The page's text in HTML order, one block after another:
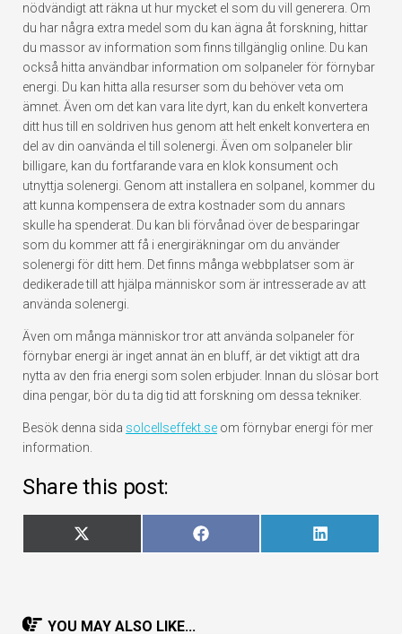
nödvändigt att räkna ut hur mycket el som du vill generera. Om
du har några extra medel som du kan ägna åt forskning, hittar
du massor av information som finns tillgänglig online. Du kan
också hitta användbar information om solpaneler för förnybar
energi. Du kan hitta alla resurser som du behöver veta om
ämnet. Även om det kan vara lite dyrt, kan du enkelt konvertera
ditt hus till en soldriven hus genom att helt enkelt konvertera en
del av din oanvända el till solenergi. Även om solpaneler blir
billigare, kan du fortfarande vara en klok konsument och
utnyttja solenergi. Genom att installera en solpanel, kommer du
att kunna kompensera de extra kostnader som du annars
skulle ha spenderat. Du kan bli förvånad över de besparingar
som du kommer att få i energiräkningar om du använder
solenergi för ditt hem. Det finns många webbplatser som är
dedikerade till att hjälpa människor som är intresserade av att
använda solenergi.
Även om många människor tror att använda solpaneler för
förnybar energi är inget annat än en bluff, är det viktigt att dra
nytta av den fria energi som solen erbjuder. Innan du slösar bort
dina pengar, bör du ta dig tid att forskning om dessa tekniker.
Besök denna sida solcellseffekt.se om förnybar energi för mer
information.
Share this post:
Dela
på
X
(Twitter)
Dela
på
Facebook
Dela
på
LinkedIn
YOU MAY ALSO LIKE...